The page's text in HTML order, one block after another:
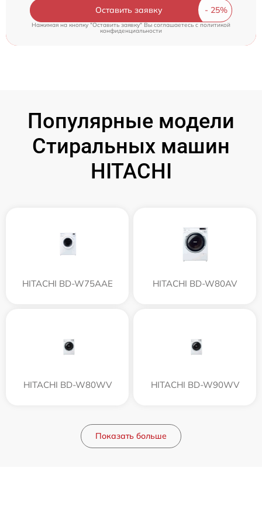
Оставить заявку
Нажимая на кнопку "Оставить заявку" Вы соглашаетесь cполитикой
конфиденциальности
Популярные модели
Стиральных машин
HITACHI
HITACHI BD-W75AAE HITACHI BD-W80AV
HITACHI BD-W80WV HITACHI BD-W90WV
Показать больше